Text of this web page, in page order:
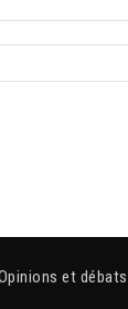
et débats